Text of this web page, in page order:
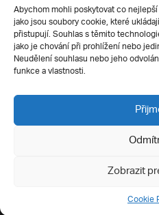
Abychom mohli poskytovat co
jako jsou soubory cookie, které
přistupují. Souhlas s těmito
jako je chování při prohlížení nebo
Neudělení souhlasu nebo jeho
funkce a vlastnosti.
Zobrazit
Cookie
Silverius
E-
Ochrana soukromí
Všechna práva vyhrazena